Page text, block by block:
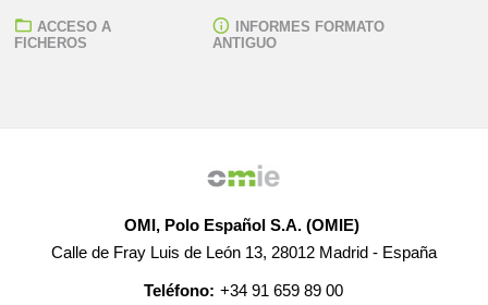
ACCESO A
FICHEROS
INFORMES FORMATO
ANTIGUO
OMI, Polo Español S.A. (OMIE)
Calle de Fray Luis de León 13, 28012 Madrid - España
Teléfono: +34 91 659 89 00